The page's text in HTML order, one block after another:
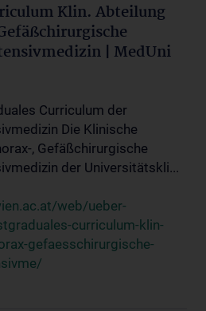
Klin. Abteilung
| MedUni
Curriculum der
Die Klinische
, Gefäßchirurgische
der Universitätskli...
web/ueber-
curriculum-klin-
gefaesschirurgische-